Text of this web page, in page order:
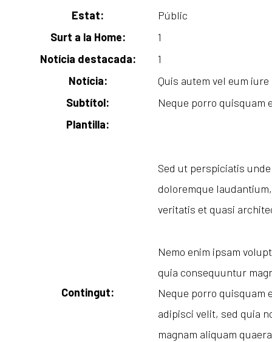
Estat:
Públic
Surt a la Home:
1
Notícia destacada:
1
Notícia:
Quis autem vel eum
Subtítol:
Neque porro quisquam
Plantilla:
Contingut:
Sed ut perspiciatis
doloremque
veritatis et quasi
Nemo enim ipsam
quia consequuntur
Neque porro quisquam
adipisci velit, sed quia
magnam aliquam